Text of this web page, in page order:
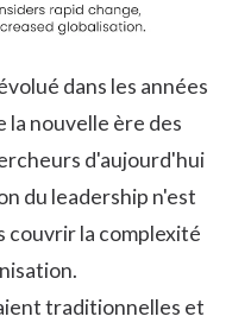
dans les années
la nouvelle ère des
d'aujourd'hui
du leadership n'est
couvrir la complexité
traditionnelles et